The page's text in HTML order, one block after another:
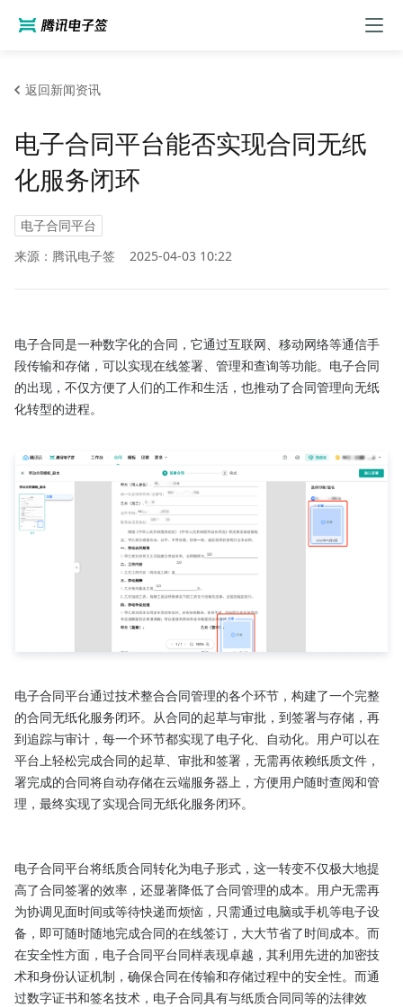
返回新闻资讯
电子合同平台能否实现合同无纸
化服务闭环
电子合同平台
来源：腾讯电子签
2025-04-03 10:22
电子合同是一种数字化的合同，它通过互联网、移动网络等通信手
段传输和存储，可以实现在线签署、管理和查询等功能。电子合同
的出现，不仅方便了人们的工作和生活，也推动了合同管理向无纸
化转型的进程。
电子合同平台通过技术整合合同管理的各个环节，构建了一个完整
的合同无纸化服务闭环。从合同的起草与审批，到签署与存储，再
到追踪与审计，每一个环节都实现了电子化、自动化。用户可以在
平台上轻松完成合同的起草、审批和签署，无需再依赖纸质文件，
署完成的合同将自动存储在云端服务器上，方便用户随时查阅和管
理，最终实现了实现合同无纸化服务闭环。
电子合同平台将纸质合同转化为电子形式，这一转变不仅极大地提
高了合同签署的效率，还显著降低了合同管理的成本。用户无需再
为协调见面时间或等待快递而烦恼，只需通过电脑或手机等电子设
备，即可随时随地完成合同的在线签订，大大节省了时间成本。而
在安全性方面，电子合同平台同样表现卓越，其利用先进的加密技
术和身份认证机制，确保合同在传输和存储过程中的安全性。而通
过数字证书和签名技术，电子合同具有与纸质合同同等的法律效